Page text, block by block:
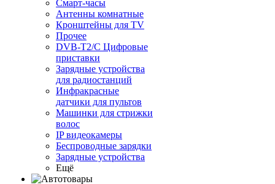
Смарт-часы
Антенны комнатные
Кронштейны для TV
Прочее
DVB-T2/C Цифровые
приставки
Зарядные устройства
для радиостанций
Инфракрасные
датчики для пультов
Машинки для стрижки
волос
IP видеокамеры
Беспроводные зарядки
Зарядные устройства
Ещё